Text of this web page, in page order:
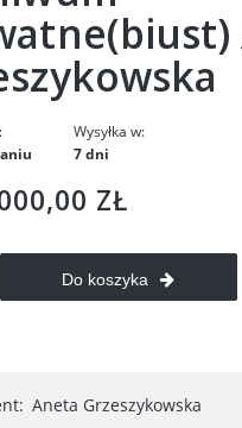
Wysyłka w:
7 dni
ZŁ
Do koszyka
Aneta Grzeszykowska